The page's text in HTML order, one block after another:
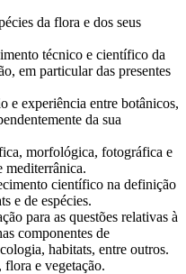
da flora e dos seus
técnico e científico da
em particular das presentes
e experiência entre botânicos,
da sua
morfológica, fotográfica e
mediterrânica.
científico na definição
e de espécies.
para as questões relativas à
componentes de
habitats, entre outros.
e vegetação.